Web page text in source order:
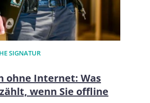
SIGNATUR
ohne Internet: Was
wenn Sie offline